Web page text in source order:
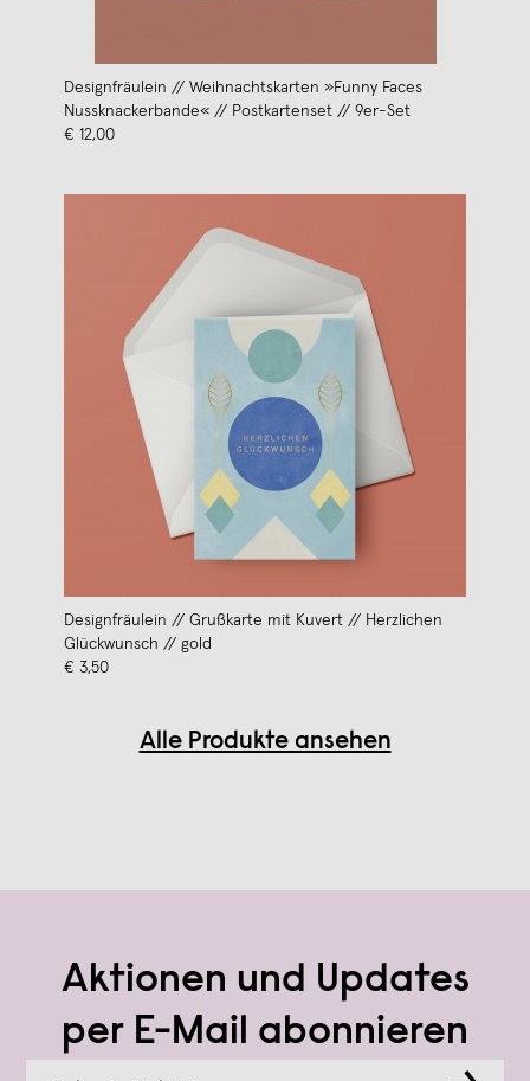
Designfräulein // Weihnachtskarten »Funny Faces
Nussknackerbande« // Postkartenset // 9er-Set
€ 12,00
Designfräulein // Grußkarte mit Kuvert // Herzlichen
Glückwunsch // gold
€ 3,50
Alle Produkte ansehen
Aktionen und Updates
per E-Mail abonnieren